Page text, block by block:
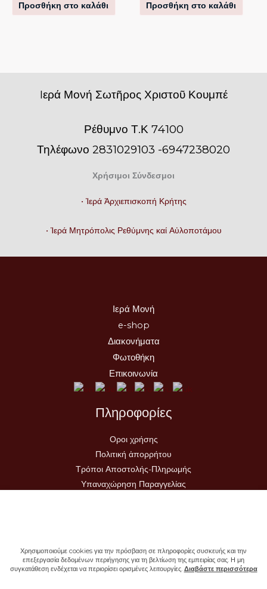
Προσθήκη στο καλάθι Προσθήκη στο καλάθι
Iερά Μονή Σωτῆρος Χριστοῦ Κουμπέ
Ρέθυμνο Τ.Κ 74100
Τηλέφωνο 2831029103 -6947238020
Χρήσιμοι Σύνδεσμοι
• Ἱερά Ἀρχιεπισκοπή Κρήτης
• Ἱερά Μητρόπολις Ρεθύμνης καί Αὐλοποτάμου
Ιερά Μονή
e-shop
Διακονήματα
Φωτοθήκη
Επικοινωνία
Πληροφορίες
Οροι χρήσης
Πολιτική ἀπορρήτου
Τρόποι Αποστολής-Πληρωμής
Υπαναχώρηση Παραγγελίας
Χρησιμοποιούμε cookies για την πρόσβαση σε πληροφορίες συσκευής και την
επεξεργασία δεδομένων περιήγησης για τη βελτίωση της εμπειρίας σας. Η μη
συγκατάθεση ενδέχεται να περιορίσει ορισμένες λειτουργίες. Διαβάστε περισσότερα